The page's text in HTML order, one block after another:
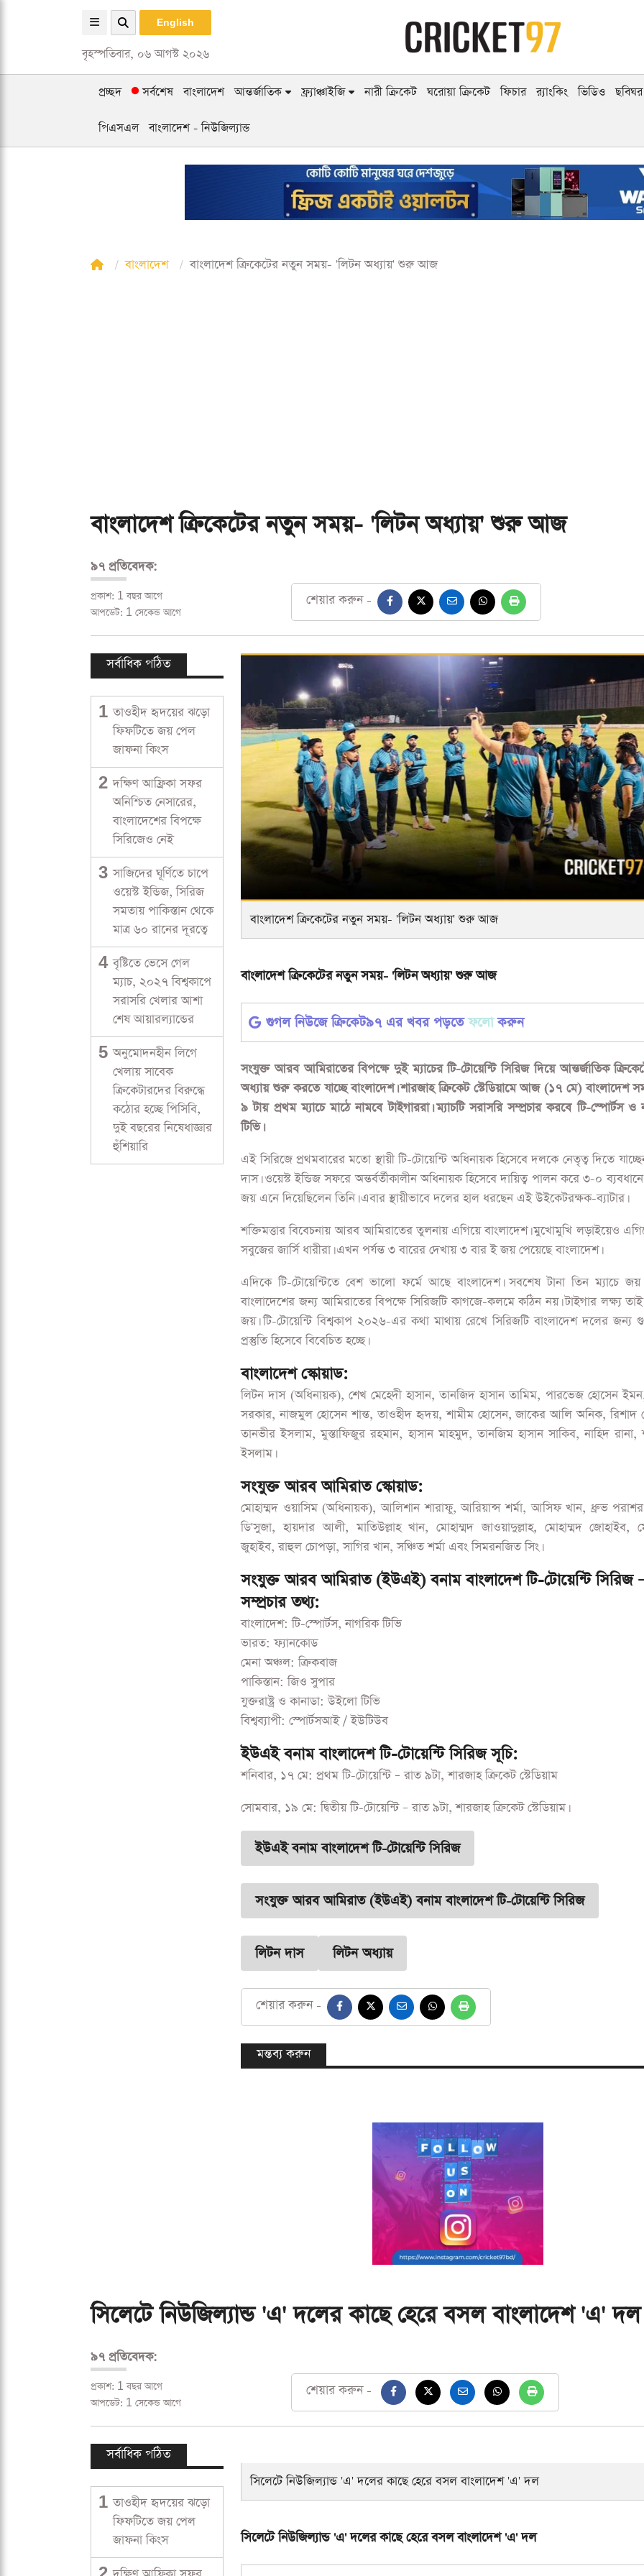
English
বৃহস্পতিবার, ০৬ আগস্ট ২০২৬
প্রচ্ছদ সর্বশেষ বাংলাদেশ আন্তর্জাতিক ফ্র্যাঞ্চাইজি নারী ক্রিকেট ঘরোয়া ক্রিকেট ফিচার র‍্যাংকিং ভিডিও ছবিঘর
পিএসএল বাংলাদেশ - নিউজিল্যান্ড
বাংলাদেশ বাংলাদেশ ক্রিকেটের নতুন সময়- 'লিটন অধ্যায়' শুরু আজ
বাংলাদেশ ক্রিকেটের নতুন সময়- 'লিটন অধ্যায়' শুরু আজ
৯৭ প্রতিবেদক:
প্রকাশ: 1 বছর আগে
আপডেট: 1 সেকেন্ড আগে
শেয়ার করুন -
সর্বাধিক পঠিত
1 তাওহীদ হৃদয়ের ঝড়ো
ফিফটিতে জয় পেল
জাফনা কিংস
2 দক্ষিণ আফ্রিকা সফর
অনিশ্চিত নেসারের,
বাংলাদেশের বিপক্ষে
সিরিজেও নেই
3 সাজিদের ঘূর্ণিতে চাপে
ওয়েস্ট ইন্ডিজ, সিরিজ
সমতায় পাকিস্তান থেকে
মাত্র ৬০ রানের দূরত্বে
4 বৃষ্টিতে ভেসে গেল
ম্যাচ, ২০২৭ বিশ্বকাপে
সরাসরি খেলার আশা
শেষ আয়ারল্যান্ডের
5 অনুমোদনহীন লিগে
খেলায় সাবেক
ক্রিকেটারদের বিরুদ্ধে
কঠোর হচ্ছে পিসিবি,
দুই বছরের নিষেধাজ্ঞার
হুঁশিয়ারি
বাংলাদেশ ক্রিকেটের নতুন সময়- 'লিটন অধ্যায়' শুরু আজ
বাংলাদেশ ক্রিকেটের নতুন সময়- 'লিটন অধ্যায়' শুরু আজ
গুগল নিউজে ক্রিকেট৯৭ এর খবর পড়তেফলোকরুন
সংযুক্ত আরব আমিরাতের বিপক্ষে দুই ম্যাচের টি-টোয়েন্টি সিরিজ দিয়ে আন্তর্জাতিক
অধ্যায় শুরু করতে যাচ্ছে বাংলাদেশ। শারজাহ ক্রিকেট স্টেডিয়ামে আজ (১৭ মে) বাংলাদেশ
৯ টায় প্রথম ম্যাচে মাঠে নামবে টাইগাররা। ম্যাচটি সরাসরি সম্প্রচার করবে টি-স্পোর্টস ও
টিভি।
এই সিরিজে প্রথমবারের মতো স্থায়ী টি-টোয়েন্টি অধিনায়ক হিসেবে দলকে নেতৃত্ব দিতে
দাস। ওয়েস্ট ইন্ডিজ সফরে অন্তর্বর্তীকালীন অধিনায়ক হিসেবে দায়িত্ব পালন করে ৩-০
জয় এনে দিয়েছিলেন তিনি। এবার স্থায়ীভাবে দলের হাল ধরছেন এই উইকেটরক্ষক-ব্যাটার।
শক্তিমত্তার বিবেচনায় আরব আমিরাতের তুলনায় এগিয়ে বাংলাদেশ। মুখোমুখি লড়াইয়েও
সবুজের জার্সি ধারীরা। এখন পর্যন্ত ৩ বারের দেখায় ৩ বার ই জয় পেয়েছে বাংলাদেশ।
এদিকে টি-টোয়েন্টিতে বেশ ভালো ফর্মে আছে বাংলাদেশ। সবশেষ টানা তিন ম্যাচে
বাংলাদেশের জন্য আমিরাতের বিপক্ষে সিরিজটি কাগজে-কলমে কঠিন নয়। টাইগার লক্ষ্য
জয়। টি-টোয়েন্টি বিশ্বকাপ ২০২৬-এর কথা মাথায় রেখে সিরিজটি বাংলাদেশ দলের জন্য
প্রস্তুতি হিসেবে বিবেচিত হচ্ছে।
বাংলাদেশ স্কোয়াড:
লিটন দাস (অধিনায়ক), শেখ মেহেদী হাসান, তানজিদ হাসান তামিম, পারভেজ হোসেন
সরকার, নাজমুল হোসেন শান্ত, তাওহীদ হৃদয়, শামীম হোসেন, জাকের আলি অনিক, রিশাদ
তানভীর ইসলাম, মুস্তাফিজুর রহমান, হাসান মাহমুদ, তানজিম হাসান সাকিব, নাহিদ
ইসলাম।
সংযুক্ত আরব আমিরাত স্কোয়াড:
মোহাম্মদ ওয়াসিম (অধিনায়ক), আলিশান শারাফু, আরিয়ান্স শর্মা, আসিফ খান, ধ্রুভ
ডি'সুজা, হায়দার আলী, মাতিউল্লাহ খান, মোহাম্মদ জাওয়াদুল্লাহ, মোহাম্মদ জোহাইব,
জুহাইব, রাহুল চোপড়া, সাগির খান, সঞ্চিত শর্মা এবং সিমরনজিত সিং।
সংযুক্ত আরব আমিরাত (ইউএই) বনাম বাংলাদেশ টি-টোয়েন্টি সিরিজ
সম্প্রচার তথ্য:
বাংলাদেশ: টি-স্পোর্টস, নাগরিক টিভি
ভারত: ফ্যানকোড
মেনা অঞ্চল: ক্রিকবাজ
পাকিস্তান: জিও সুপার
যুক্তরাষ্ট্র ও কানাডা: উইলো টিভি
বিশ্বব্যাপী: স্পোর্টসআই / ইউটিউব
ইউএই বনাম বাংলাদেশ টি-টোয়েন্টি সিরিজ সূচি:
শনিবার, ১৭ মে: প্রথম টি-টোয়েন্টি – রাত ৯টা, শারজাহ ক্রিকেট স্টেডিয়াম
সোমবার, ১৯ মে: দ্বিতীয় টি-টোয়েন্টি – রাত ৯টা, শারজাহ ক্রিকেট স্টেডিয়াম।
ইউএই বনাম বাংলাদেশ টি-টোয়েন্টি সিরিজ
সংযুক্ত আরব আমিরাত (ইউএই) বনাম বাংলাদেশ টি-টোয়েন্টি সিরিজ
লিটন দাস লিটন অধ্যায়
শেয়ার করুন -
মন্তব্য করুন
সিলেটে নিউজিল্যান্ড 'এ' দলের কাছে হেরে বসল বাংলাদেশ 'এ' দল
৯৭ প্রতিবেদক:
প্রকাশ: 1 বছর আগে
আপডেট: 1 সেকেন্ড আগে
শেয়ার করুন -
সর্বাধিক পঠিত
1 তাওহীদ হৃদয়ের ঝড়ো
ফিফটিতে জয় পেল
জাফনা কিংস